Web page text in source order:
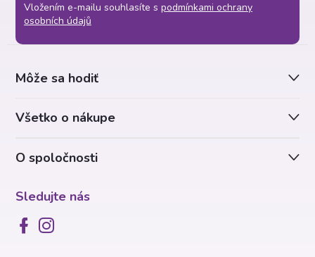
Vložením e-mailu souhlasíte s podmínkami ochrany
osobních údajů
O spoločnosti
Sledujte nás
Môže sa hodiť
Všetko o nákupe